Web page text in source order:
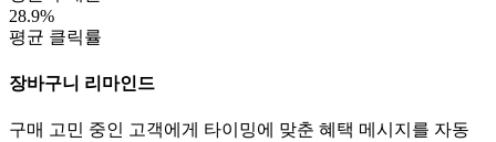
28.9%
평균 클릭률
장바구니 리마인드
구매 고민 중인 고객에게 타이밍에 맞춘 혜택 메시지를 자동